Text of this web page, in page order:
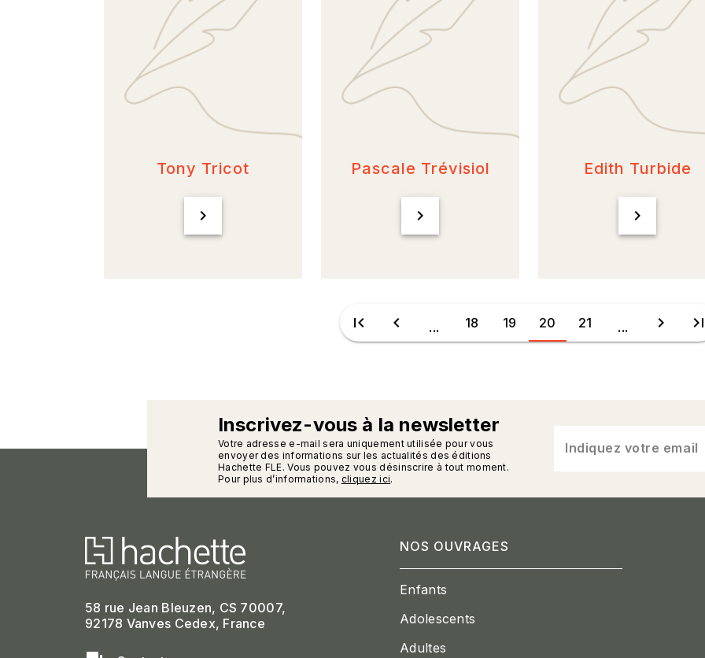
Tony Tricot
chevron_right
Pascale Trévisiol
chevron_right
Edith Turbide
chevron_right
first_page chevron_left ... 18 19 20 21 ... chevron_right last_page
calmann_enveloppe
Inscrivez-vous à la newsletter
Votre adresse e-mail sera uniquement utilisée pour vous
envoyer des informations sur les actualités des éditions
Hachette FLE. Vous pouvez vous désinscrire à tout moment.
Pour plus d’informations, cliquez ici.
Indiquez votre email
58 rue Jean Bleuzen, CS 70007,
92178 Vanves Cedex, France
NOS OUVRAGES
Enfants
Adolescents
Adultes